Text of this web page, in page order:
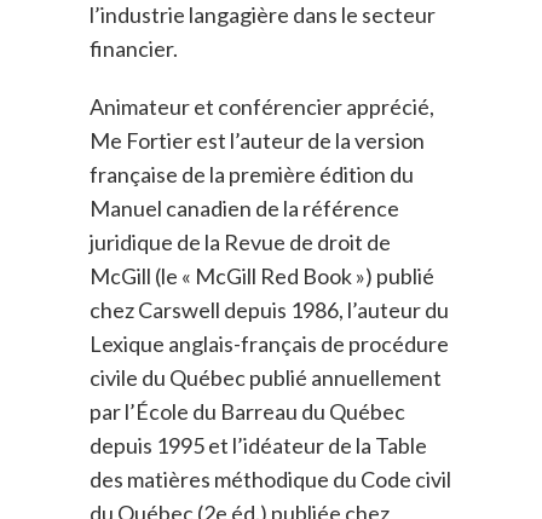
l’industrie langagière dans le secteur
financier.
Animateur et conférencier apprécié,
Me Fortier est l’auteur de la version
française de la première édition du
Manuel canadien de la référence
juridique de la Revue de droit de
McGill (le « McGill Red Book ») publié
chez Carswell depuis 1986, l’auteur du
Lexique anglais-français de procédure
civile du Québec publié annuellement
par l’École du Barreau du Québec
depuis 1995 et l’idéateur de la Table
des matières méthodique du Code civil
du Québec (2e éd.) publiée chez